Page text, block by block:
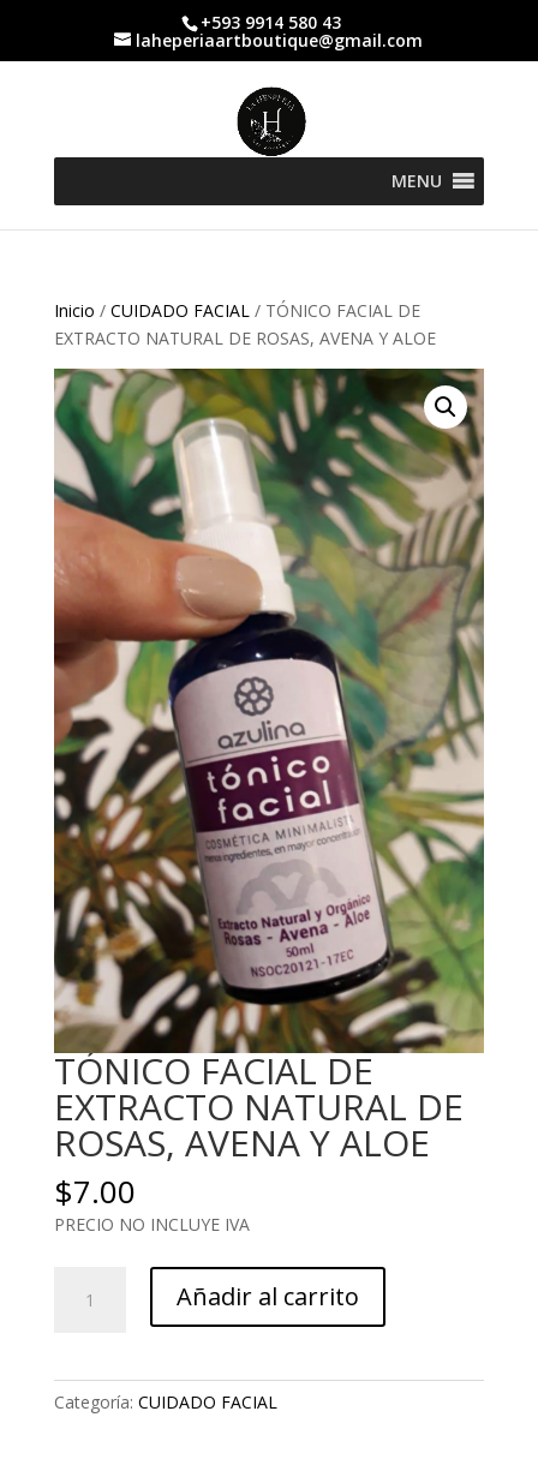
+593 9914 580 43
laheperiaartboutique@gmail.com
MENU
Inicio / CUIDADO FACIAL/ TÓNICO FACIAL DE
EXTRACTO NATURAL DE ROSAS, AVENA Y ALOE
TÓNICO FACIAL DE
EXTRACTO NATURAL DE
ROSAS, AVENA Y ALOE
$7.00
PRECIO NO INCLUYE IVA
FACIAL
Añadir al carrito
Categoría: CUIDADO FACIAL